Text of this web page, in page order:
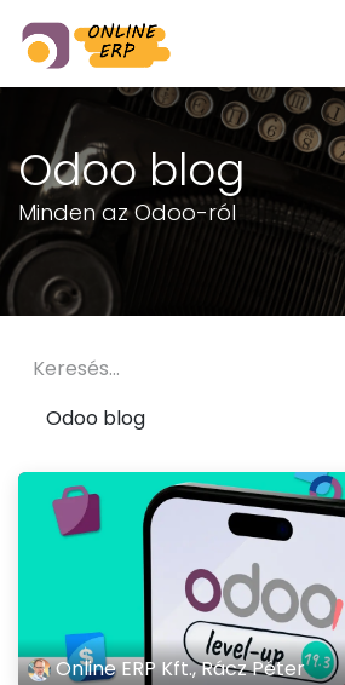
Odoo blog
Minden az Odoo-ról
Odoo blog
Online ERP Kft., Rácz Péter